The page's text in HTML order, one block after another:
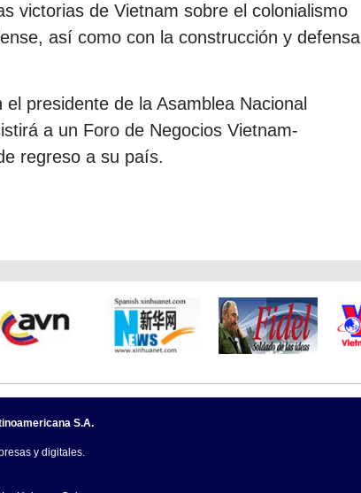
victorias de Vietnam sobre el colonialismo
así como con la construcción y defensa
presidente de la Asamblea Nacional
a un Foro de Negocios Vietnam-
regreso a su país.
S.A.
y digitales.